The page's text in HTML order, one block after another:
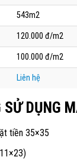
543m2
120.000 đ/m2
100.000 đ/m2
Liên hệ
SỬ DỤNG
tiền 35×35